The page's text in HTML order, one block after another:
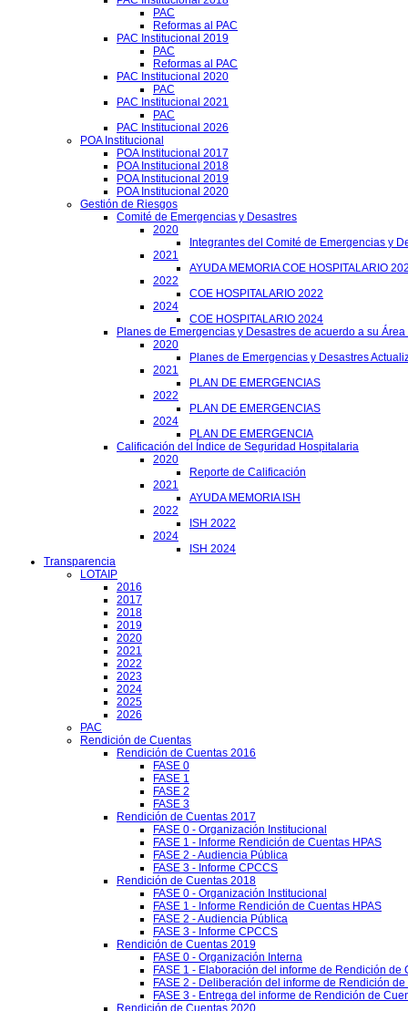
PAC
Reformas al PAC
PAC Institucional 2019
PAC
Reformas al PAC
PAC Institucional 2020
PAC
PAC Institucional 2021
PAC
PAC Institucional 2026
POA Institucional
POA Institucional 2017
POA Institucional 2018
POA Institucional 2019
POA Institucional 2020
Gestión de Riesgos
Comité de Emergencias y Desastres
2020
Integrantes del Comité de Emergencias y
2021
AYUDA MEMORIA COE HOSPITALARIO
2022
COE HOSPITALARIO 2022
2024
COE HOSPITALARIO 2024
Planes de Emergencias y Desastres de acuerdo a su
2020
Planes de Emergencias y Desastres
2021
PLAN DE EMERGENCIAS
2022
PLAN DE EMERGENCIAS
2024
PLAN DE EMERGENCIA
Calificación del Índice de Seguridad Hospitalaria
2020
Reporte de Calificación
2021
AYUDA MEMORIA ISH
2022
ISH 2022
2024
ISH 2024
Transparencia
LOTAIP
2016
2017
2018
2019
2020
2021
2022
2023
2024
2025
2026
PAC
Rendición de Cuentas
Rendición de Cuentas 2016
FASE 0
FASE 1
FASE 2
FASE 3
Rendición de Cuentas 2017
FASE 0 - Organización Institucional
FASE 1 - Informe Rendición de Cuentas HPAS
FASE 2 - Audiencia Pública
FASE 3 - Informe CPCCS
Rendición de Cuentas 2018
FASE 0 - Organización Institucional
FASE 1 - Informe Rendición de Cuentas HPAS
FASE 2 - Audiencia Pública
FASE 3 - Informe CPCCS
Rendición de Cuentas 2019
FASE 0 - Organización Interna
FASE 1 - Elaboración del informe de Rendición de
FASE 2 - Deliberación del informe de Rendición
FASE 3 - Entrega del informe de Rendición de
Rendición de Cuentas 2020